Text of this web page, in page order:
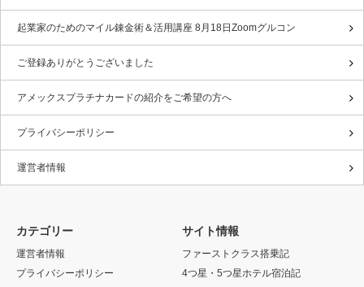
起業家のためのマイル錬金術＆活用講座 8月18日Zoomグルコン
ご登録ありがとうございました
アメックスプラチナカードの紹介をご希望の方へ
プライバシーポリシー
運営者情報
カテゴリー
運営者情報
プライバシーポリシー
サイト情報
ファーストクラス搭乗記
4つ星・5つ星ホテル宿泊記